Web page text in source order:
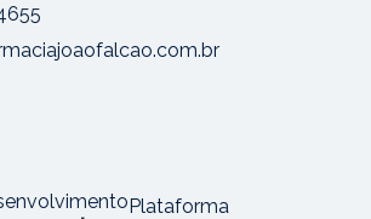
Plataforma